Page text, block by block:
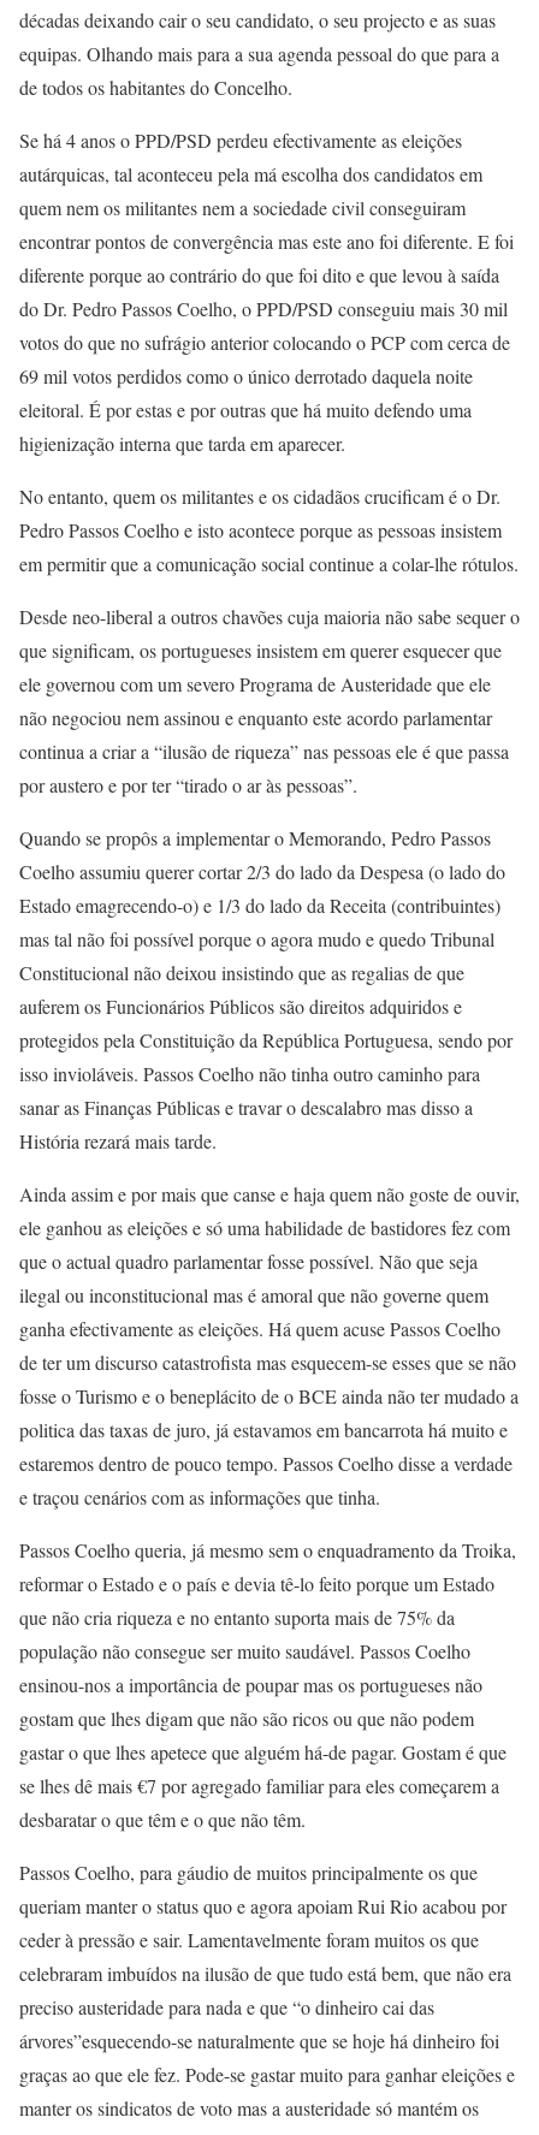
décadas deixando cair o seu candidato, o seu projecto e as suas
equipas. Olhando mais para a sua agenda pessoal do que para a
de todos os habitantes do Concelho.
Se há 4 anos o PPD/PSD perdeu efectivamente as eleições
autárquicas, tal aconteceu pela má escolha dos candidatos em
quem nem os militantes nem a sociedade civil conseguiram
encontrar pontos de convergência mas este ano foi diferente. E foi
diferente porque ao contrário do que foi dito e que levou à saída
do Dr. Pedro Passos Coelho, o PPD/PSD conseguiu mais 30 mil
votos do que no sufrágio anterior colocando o PCP com cerca de
69 mil votos perdidos como o único derrotado daquela noite
eleitoral. É por estas e por outras que há muito defendo uma
higienização interna que tarda em aparecer.
No entanto, quem os militantes e os cidadãos crucificam é o Dr.
Pedro Passos Coelho e isto acontece porque as pessoas insistem
em permitir que a comunicação social continue a colar-lhe rótulos.
Desde neo-liberal a outros chavões cuja maioria não sabe sequer o
que significam, os portugueses insistem em querer esquecer que
ele governou com um severo Programa de Austeridade que ele
não negociou nem assinou e enquanto este acordo parlamentar
continua a criar a “ilusão de riqueza” nas pessoas ele é que passa
por austero e por ter “tirado o ar às pessoas”.
Quando se propôs a implementar o Memorando, Pedro Passos
Coelho assumiu querer cortar 2/3 do lado da Despesa (o lado do
Estado emagrecendo-o) e 1/3 do lado da Receita (contribuintes)
mas tal não foi possível porque o agora mudo e quedo Tribunal
Constitucional não deixou insistindo que as regalias de que
auferem os Funcionários Públicos são direitos adquiridos e
protegidos pela Constituição da República Portuguesa, sendo por
isso invioláveis. Passos Coelho não tinha outro caminho para
sanar as Finanças Públicas e travar o descalabro mas disso a
História rezará mais tarde.
Ainda assim e por mais que canse e haja quem não goste de ouvir,
ele ganhou as eleições e só uma habilidade de bastidores fez com
que o actual quadro parlamentar fosse possível. Não que seja
ilegal ou inconstitucional mas é amoral que não governe quem
ganha efectivamente as eleições. Há quem acuse Passos Coelho
de ter um discurso catastrofista mas esquecem-se esses que se não
fosse o Turismo e o beneplácito de o BCE ainda não ter mudado a
politica das taxas de juro, já estavamos em bancarrota há muito e
estaremos dentro de pouco tempo. Passos Coelho disse a verdade
e traçou cenários com as informações que tinha.
Passos Coelho queria, já mesmo sem o enquadramento da Troika,
reformar o Estado e o país e devia tê-lo feito porque um Estado
que não cria riqueza e no entanto suporta mais de 75% da
população não consegue ser muito saudável. Passos Coelho
ensinou-nos a importância de poupar mas os portugueses não
gostam que lhes digam que não são ricos ou que não podem
gastar o que lhes apetece que alguém há-de pagar. Gostam é que
se lhes dê mais €7 por agregado familiar para eles começarem a
desbaratar o que têm e o que não têm.
Passos Coelho, para gáudio de muitos principalmente os que
queriam manter o status quo e agora apoiam Rui Rio acabou por
ceder à pressão e sair. Lamentavelmente foram muitos os que
celebraram imbuídos na ilusão de que tudo está bem, que não era
preciso austeridade para nada e que “o dinheiro cai das
árvores”esquecendo-se naturalmente que se hoje há dinheiro foi
graças ao que ele fez. Pode-se gastar muito para ganhar eleições e
manter os sindicatos de voto mas a austeridade só mantém os